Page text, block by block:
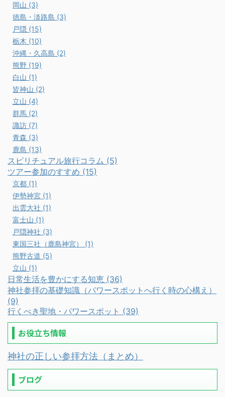
岡山 (3)
徳島・淡路島 (3)
戸隠 (15)
栃木 (10)
沖縄・久高島 (2)
熊野 (19)
白山 (1)
皆神山 (2)
立山 (4)
群馬 (2)
諏訪 (7)
青森 (3)
鹿島 (13)
スピリチュアル旅行コラム (5)
ツアー参加のすすめ (15)
京都 (1)
伊勢神宮 (1)
出雲大社 (1)
富士山 (1)
戸隠神社 (3)
東国三社（鹿島神宮） (1)
熊野古道 (5)
立山 (1)
日常生活を豊かにする知恵 (36)
神社参拝の基礎知識（パワースポットへ行く時の心構え）
(9)
行くべき聖地・パワースポット (39)
お役立ち情報
神社の正しい参拝方法（まとめ）
ブログ